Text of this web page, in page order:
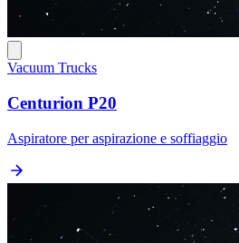
Vacuum Trucks
Centurion P20
Aspiratore per aspirazione e soffiaggio